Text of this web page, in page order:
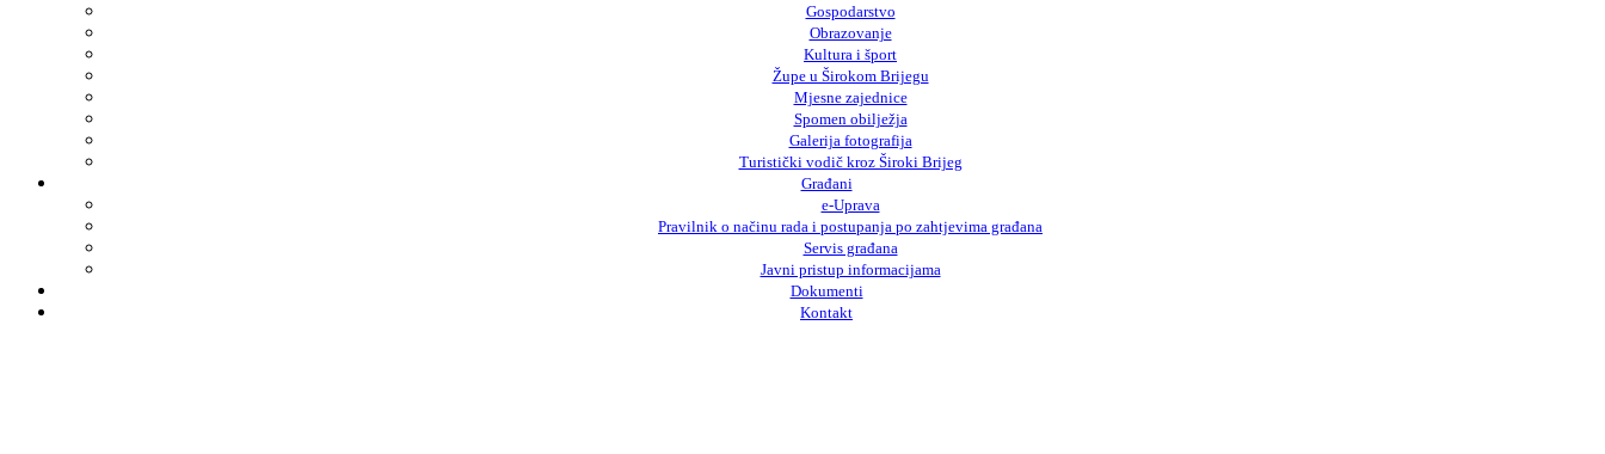
Gospodarstvo
Obrazovanje
Kultura i šport
Župe u Širokom Brijegu
Mjesne zajednice
Spomen obilježja
Galerija fotografija
Turistički vodič kroz Široki Brijeg
Građani
e-Uprava
Pravilnik o načinu rada i postupanja po zahtjevima građana
Servis građana
Javni pristup informacijama
Dokumenti
Kontakt